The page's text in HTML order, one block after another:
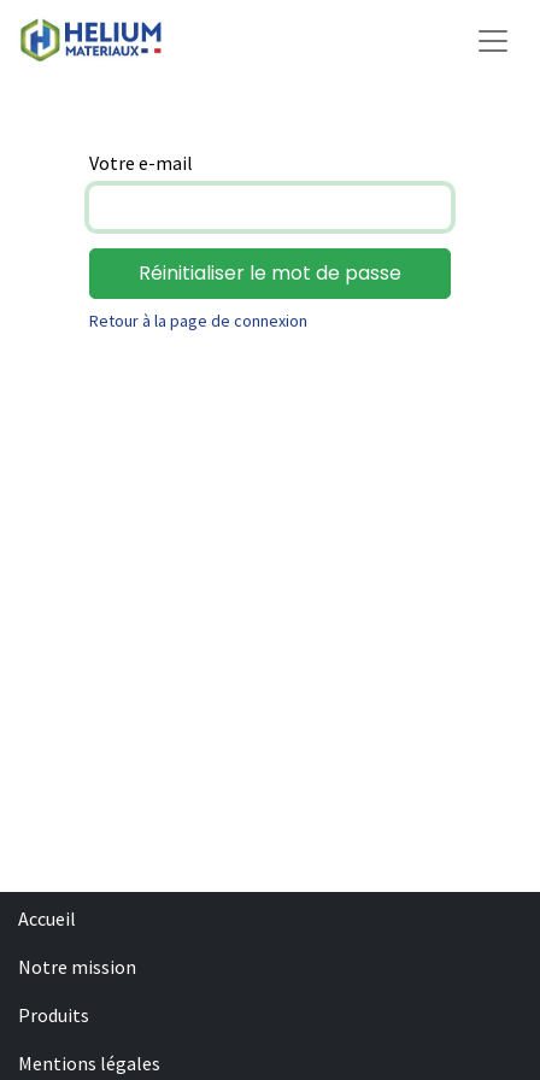
Votre e-mail
Réinitialiser le mot de passe
Retour à la page de connexion
Accueil
Notre mission
Produits
Mentions légales